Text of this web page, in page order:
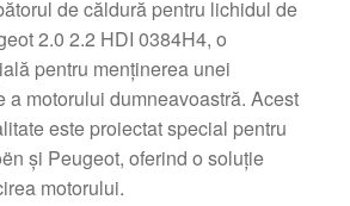
de căldură pentru lichidul de
2.0 2.2 HDI 0384H4, o
pentru menținerea unei
a motorului dumneavoastră. Acest
este proiectat special pentru
și Peugeot, oferind o soluție
motorului.